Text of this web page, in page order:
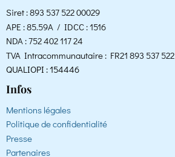
Siret : 893 537 522 00029
APE : 85.59A / IDCC : 1516
NDA : 752 402 117 24
TVA Intracommunautaire : FR21 893 537 522
QUALIOPI : 154446
Infos
Mentions légales
Politique de confidentialité
Presse
Partenaires